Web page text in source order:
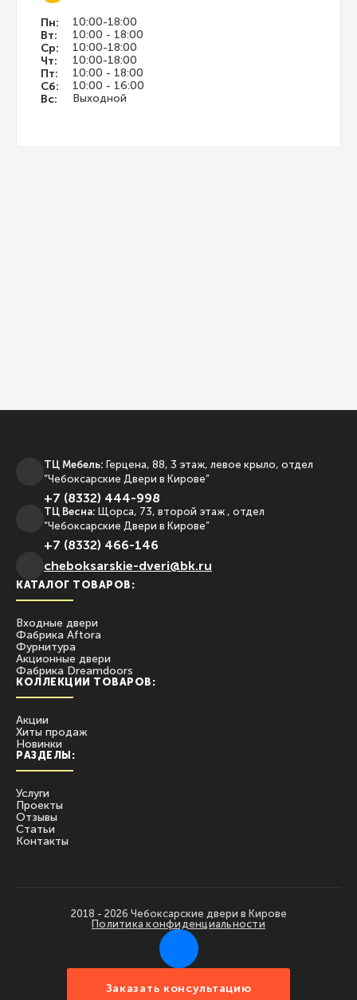
Пн: 10:00-18:00
Вт: 10:00 - 18:00
Ср: 10:00-18:00
Чт: 10:00-18:00
Пт: 10:00 - 18:00
Сб: 10:00 - 16:00
Вс: Выходной
КАТАЛОГ ТОВАРОВ:
Входные двери
Фабрика Aftora
Фурнитура
Акционные двери
Фабрика Dreamdoors
КОЛЛЕКЦИИ ТОВАРОВ:
Акции
Хиты продаж
Новинки
РАЗДЕЛЫ:
Услуги
Проекты
Отзывы
Статьи
Контакты
ТЦ Мебель: Герцена, 88, 3 этаж, левое крыло, отдел
“Чебоксарские Двери в Кирове”
+7 (8332) 444-998
ТЦ Весна: Щорса, 73, второй этаж , отдел
“Чебоксарские Двери в Кирове”
+7 (8332) 466-146
сheboksarskie-dveri@bk.ru
2018 - 2026 Чебоксарские двери в Кирове
Политика конфиденциальности
Заказать консультацию